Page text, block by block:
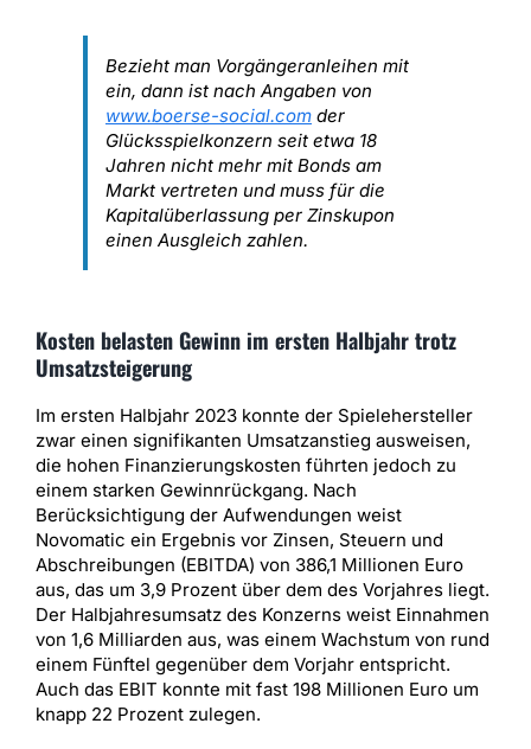
Bezieht man Vorgängeranleihen mit
ein, dann ist nach Angaben von
www.boerse-social.comder
Glücksspielkonzern seit etwa 18
Jahren nicht mehr mit Bonds am
Markt vertreten und muss für die
Kapitalüberlassung per Zinskupon
einen Ausgleich zahlen.
Kosten belasten Gewinn im ersten Halbjahr trotz
Umsatzsteigerung
Im ersten Halbjahr 2023 konnte der Spielehersteller
zwar einen signifikanten Umsatzanstieg ausweisen,
die hohen Finanzierungskosten führten jedoch zu
einem starken Gewinnrückgang. Nach
Berücksichtigung der Aufwendungen weist
Novomatic ein Ergebnis vor Zinsen, Steuern und
Abschreibungen (EBITDA) von 386,1 Millionen Euro
aus, das um 3,9 Prozent über dem des Vorjahres liegt.
Der Halbjahresumsatz des Konzerns weist Einnahmen
von 1,6 Milliarden aus, was einem Wachstum von rund
einem Fünftel gegenüber dem Vorjahr entspricht.
Auch das EBIT konnte mit fast 198 Millionen Euro um
knapp 22 Prozent zulegen.